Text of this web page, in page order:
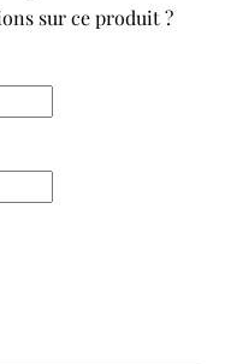
sur ce produit ?